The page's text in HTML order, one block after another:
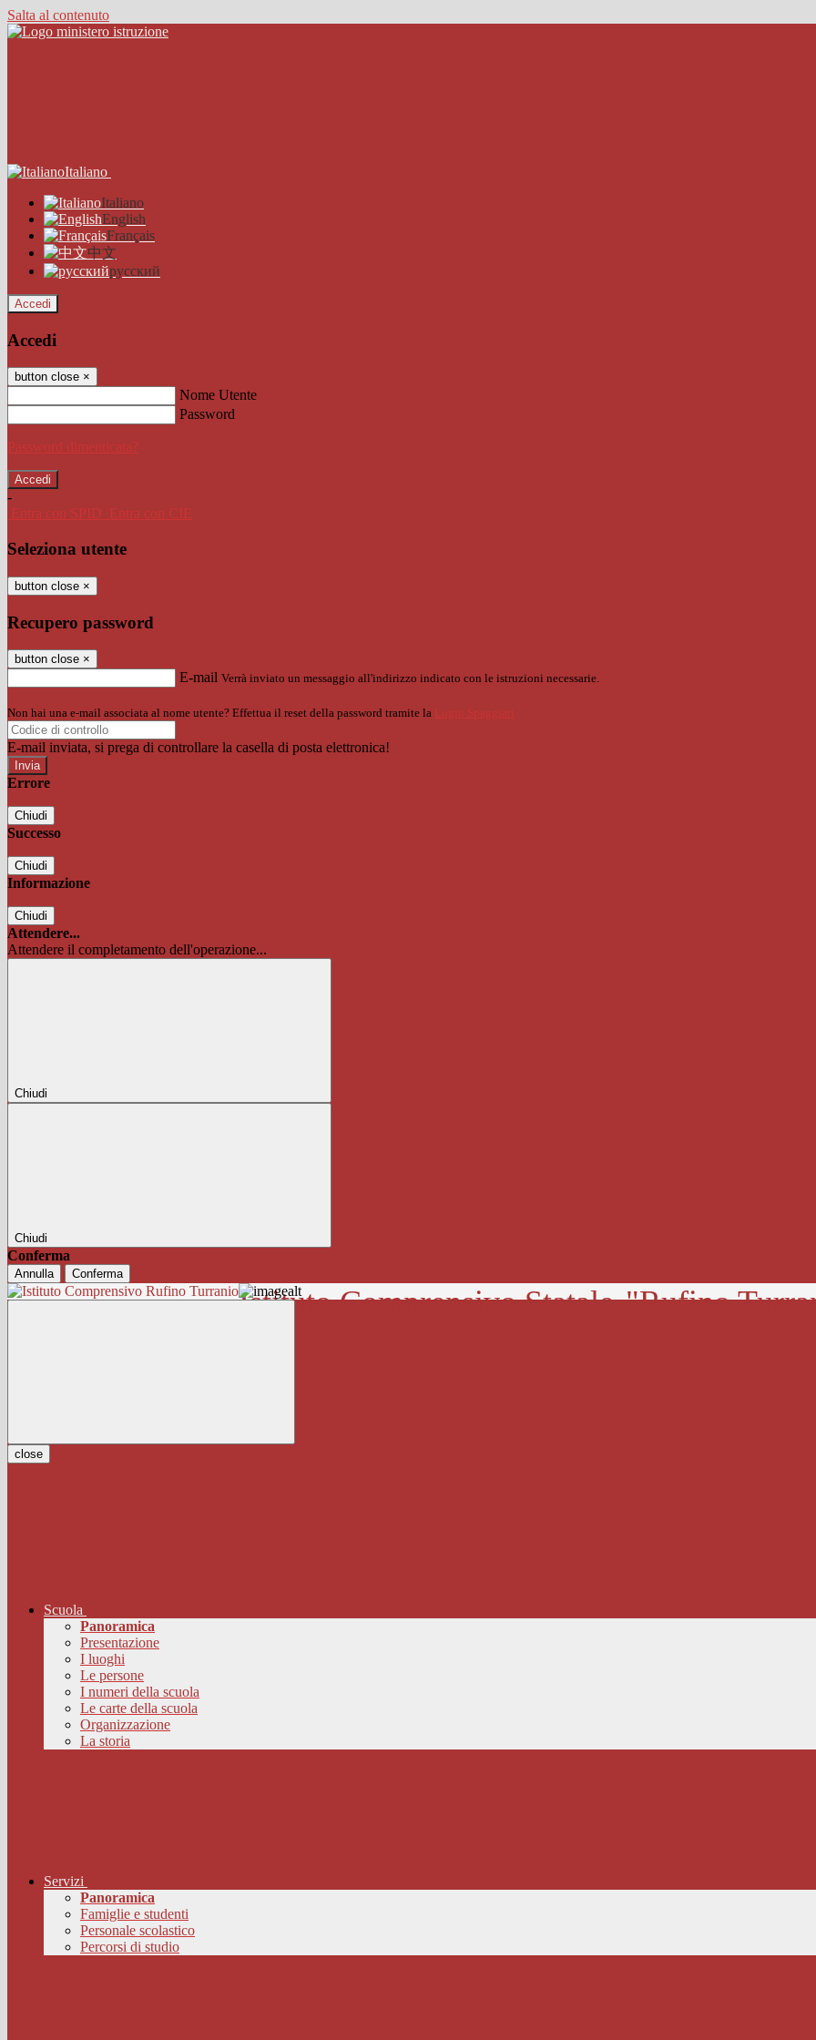
Salta al contenuto
Italiano
Italiano
English
Français
中文
русский
Accedi
Accedi
button close ×
Nome Utente
Password
Password dimenticata?
-
Entra con SPID
Entra con CIE
Seleziona utente
button close ×
Recupero password
button close ×
E-mail Verrà inviato un messaggio all'indirizzo indicato con le istruzioni necessarie.
Non hai una e-mail associata al nome utente? Effettua il reset della password tramite la Login Spaggiari
E-mail inviata, si prega di controllare la casella di posta elettronica!
Errore
Chiudi
Successo
Chiudi
Informazione
Chiudi
Attendere...
Attendere il completamento dell'operazione...
Chiudi
Chiudi
Conferma
Annulla Conferma
Istituto Comprensivo Statale"Rufino
close
Scuola
Panoramica
Presentazione
I luoghi
Le persone
I numeri della scuola
Le carte della scuola
Organizzazione
La storia
Servizi
Panoramica
Famiglie e studenti
Personale scolastico
Percorsi di studio